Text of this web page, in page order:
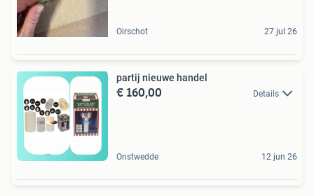
Oirschot 27 jul 26
partij nieuwe handel
€ 160,00 Details
Onstwedde 12 jun 26